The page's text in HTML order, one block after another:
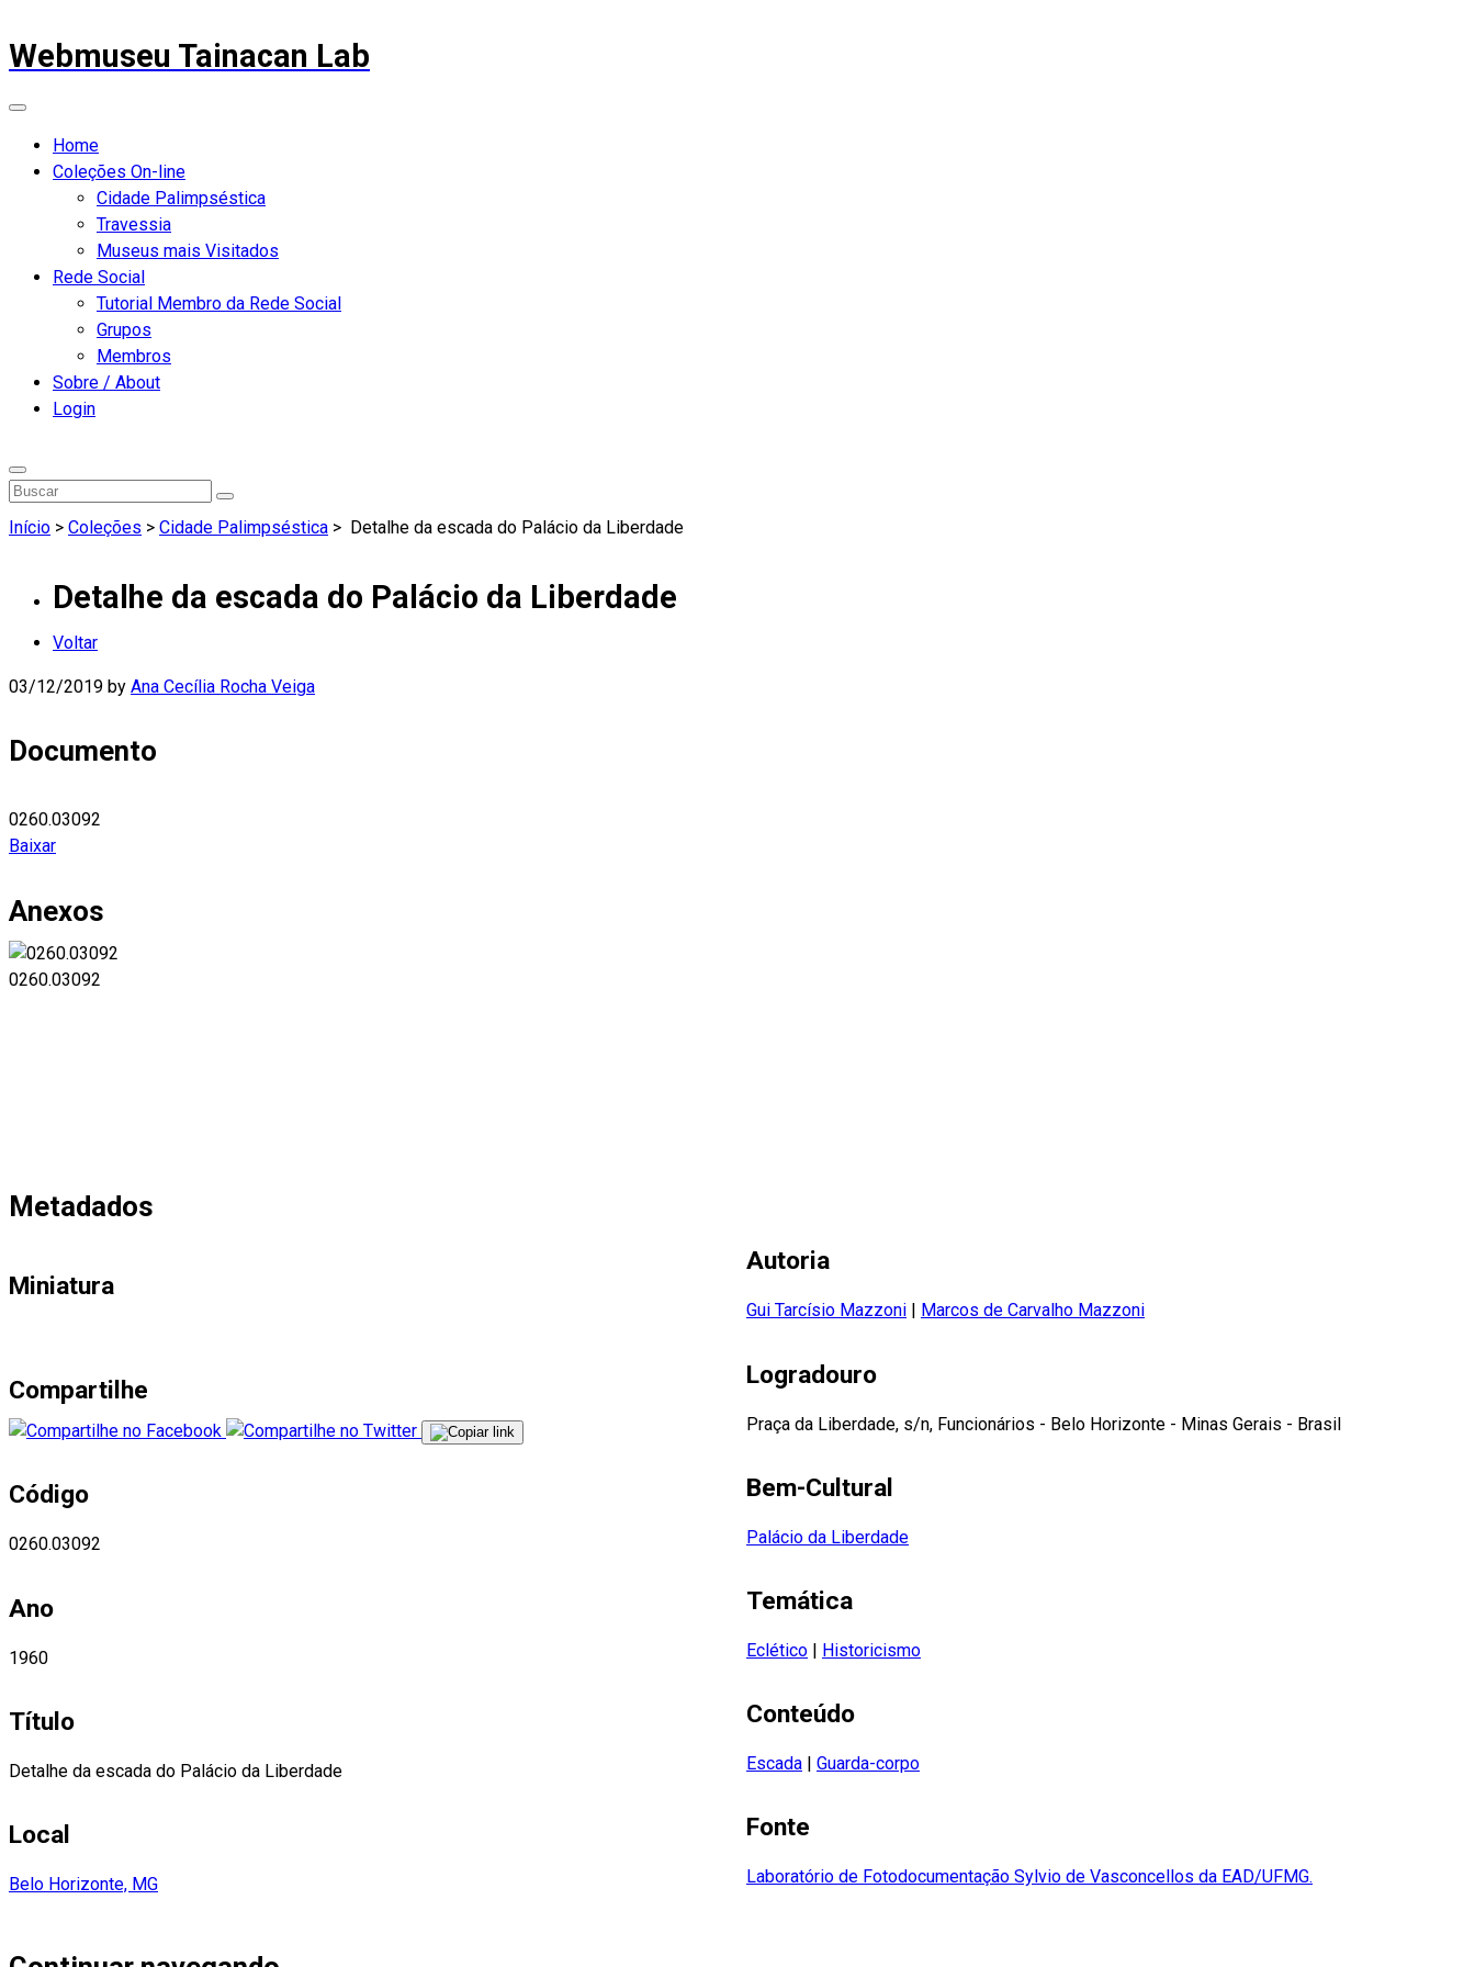
Webmuseu Tainacan Lab
Home
Coleções On-line
Cidade Palimpséstica
Travessia
Museus mais Visitados
Rede Social
Tutorial Membro da Rede Social
Grupos
Membros
Sobre / About
Login
Início > Coleções > Cidade Palimpséstica > Detalhe da escada do Palácio da Liberdade
Detalhe da escada do Palácio da Liberdade
Voltar
03/12/2019 by Ana Cecília Rocha Veiga
Documento
0260.03092
Baixar
Anexos
0260.03092
Metadados
Miniatura
Compartilhe
Código
0260.03092
Ano
1960
Título
Detalhe da escada do Palácio da Liberdade
Local
Belo Horizonte, MG
Autoria
Gui Tarcísio Mazzoni Marcos de Carvalho Mazzoni
Logradouro
Praça da Liberdade, s/n, Funcionários - Belo Horizonte - Minas Gerais - Brasil
Bem-Cultural
Palácio da Liberdade
Temática
Eclético | Historicismo
Conteúdo
Escada | Guarda-corpo
Fonte
Laboratório de Fotodocumentação Sylvio de Vasconcellos da EAD/UFMG.